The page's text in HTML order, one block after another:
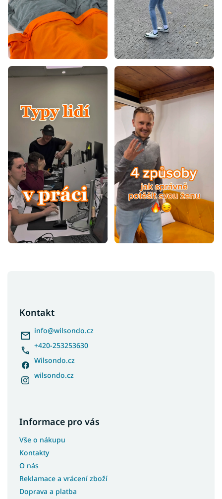
Kontakt
info@wilsondo.cz
+420-253253630
Wilsondo.cz
wilsondo.cz
Informace pro vás
Vše o nákupu
Kontakty
O nás
Reklamace a vrácení zboží
Doprava a platba